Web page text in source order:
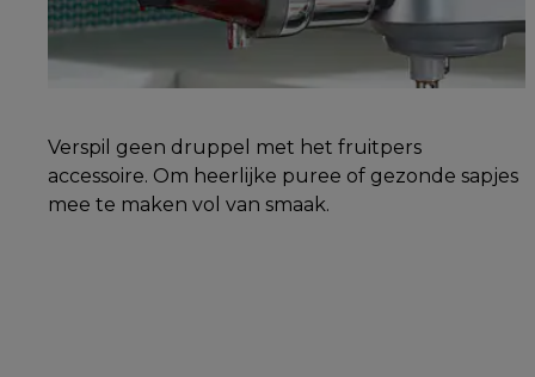
Verspil geen druppel met het fruitpers
accessoire. Om heerlijke puree of gezonde sapjes
mee te maken vol van smaak.